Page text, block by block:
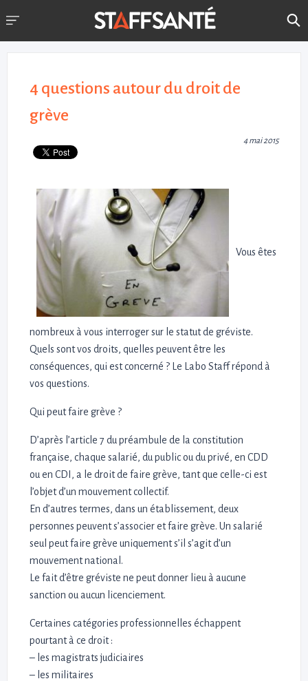
4 questions autour du droit de
grève
4 mai 2015
Vous êtes
nombreux à vous interroger sur le statut de gréviste.
Quels sont vos droits, quelles peuvent être les
conséquences, qui est concerné ? Le Labo Staff répond à
vos questions.
Qui peut faire grève ?
D’après l’article 7 du préambule de la constitution
française, chaque salarié, du public ou du privé, en CDD
ou en CDI, a le droit de faire grève, tant que celle-ci est
l’objet d’un mouvement collectif.
En d’autres termes, dans un établissement, deux
personnes peuvent s’associer et faire grève. Un salarié
seul peut faire grève uniquement s’il s’agit d’un
mouvement national.
Le fait d’être gréviste ne peut donner lieu à aucune
sanction ou aucun licenciement.
Certaines catégories professionnelles échappent
pourtant à ce droit :
– les magistrats judiciaires
– les militaires